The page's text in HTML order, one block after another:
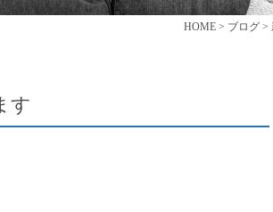
HOME > ブログ >
す